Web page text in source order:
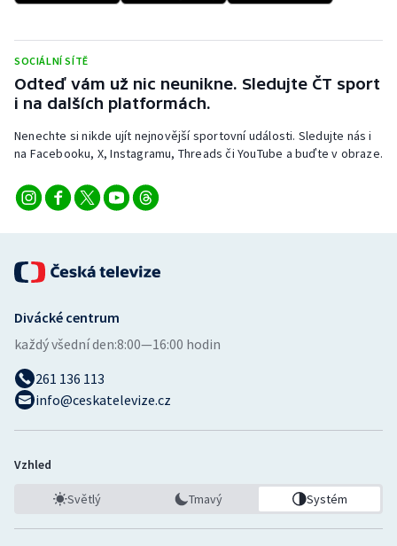
Triatlon
Veslování
Vodní slalom
Volejbal
Ostatní
SOCIÁLNÍ SÍTĚ
Odteď vám už nic neunikne. Sledujte ČT sport
i na dalších platformách.
Nenechte si nikde ujít nejnovější sportovní události. Sledujte nás i
na Facebooku, X, Instagramu, Threads či YouTube a buďte v obraze.
Divácké centrum
každý všední den:8:00—16:00 hodin
261 136 113
info@ceskatelevize.cz
Vzhled
Světlý Tmavý Systém